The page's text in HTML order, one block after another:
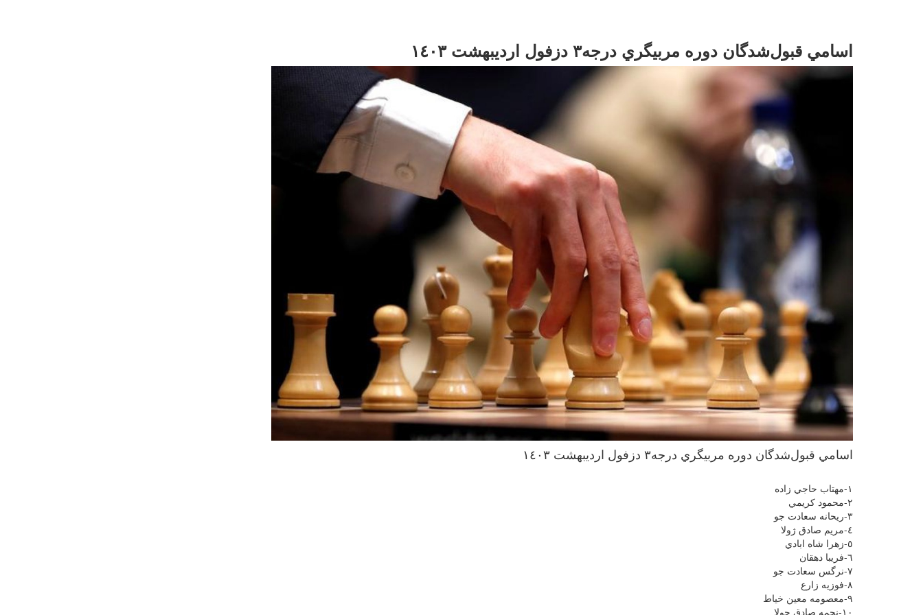
اسامي قبول‌شدگان دوره مربيگري درجه٣ دزفول ارديبهشت ١٤٠٣
اسامي قبول‌شدگان دوره مربيگري درجه٣ دزفول ارديبهشت ١٤٠٣
١-مهتاب حاجي زاده
٢-محمود كريمي
٣-ريحانه سعادت جو
٤-مريم صادق ژولا
٥-زهرا شاه ابادي
٦-فريبا دهقان
٧-نرگس سعادت جو
٨-فوزيه زارع
٩-معصومه معين خياط
١٠-نجمه صادق جولا